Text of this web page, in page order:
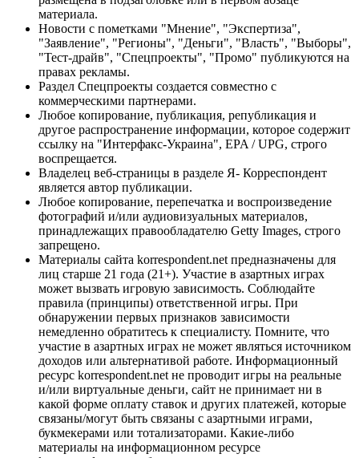
материала.
Новости с пометками "Мнение", "Экспертиза",
"Заявление", "Регионы", "Деньги", "Власть", "Выборы",
"Тест-драйв", "Спецпроекты", "Промо" публикуются на
правах рекламы.
Раздел Спецпроекты создается совместно с
коммерческими партнерами.
Любое копирование, публикация, републикация и
другое распространение информации, которое содержит
ссылку на "Интерфакс-Украина", EPA / UPG, строго
воспрещается.
Владелец веб-страницы в разделе Я- Корреспондент
является автор публикации.
Любое копирование, перепечатка и воспроизведение
фотографий и/или аудиовизуальных материалов,
принадлежащих правообладателю Getty Images, строго
запрещено.
Материалы сайта korrespondent.net предназначены для
лиц старше 21 года (21+). Участие в азартных играх
может вызвать игровую зависимость. Соблюдайте
правила (принципы) ответственной игры. При
обнаружении первых признаков зависимости
немедленно обратитесь к специалисту. Помните, что
участие в азартных играх не может являться источником
доходов или альтернативой работе. Информационный
ресурс korrespondent.net не проводит игры на реальные
и/или виртуальные деньги, сайт не принимает ни в
какой форме оплату ставок и других платежей, которые
связаны/могут быть связаны с азартными играми,
букмекерами или тотализаторами. Какие-либо
материалы на информационном ресурсе